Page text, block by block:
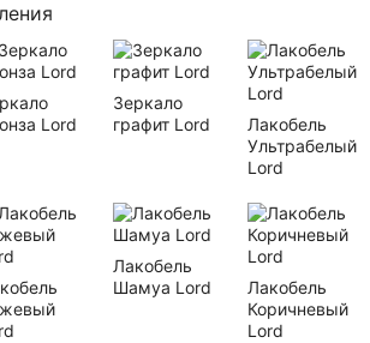
Lord
Зеркало
графит Lord
Лакобель
Ультрабелый
Lord
Лакобель
Шамуа Lord
Лакобель
Коричневый
Lord